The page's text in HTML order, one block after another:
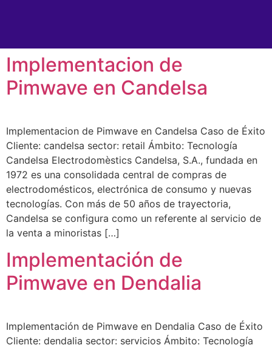
Implementacion de
Pimwave en Candelsa
Implementacion de Pimwave en Candelsa Caso de Éxito
Cliente: candelsa sector: retail Ámbito: Tecnología
Candelsa Electrodomèstics Candelsa, S.A., fundada en
1972 es una consolidada central de compras de
electrodomésticos, electrónica de consumo y nuevas
tecnologías. Con más de 50 años de trayectoria,
Candelsa se configura como un referente al servicio de
la venta a minoristas […]
Implementación de
Pimwave en Dendalia
Implementación de Pimwave en Dendalia Caso de Éxito
Cliente: dendalia sector: servicios Ámbito: Tecnología